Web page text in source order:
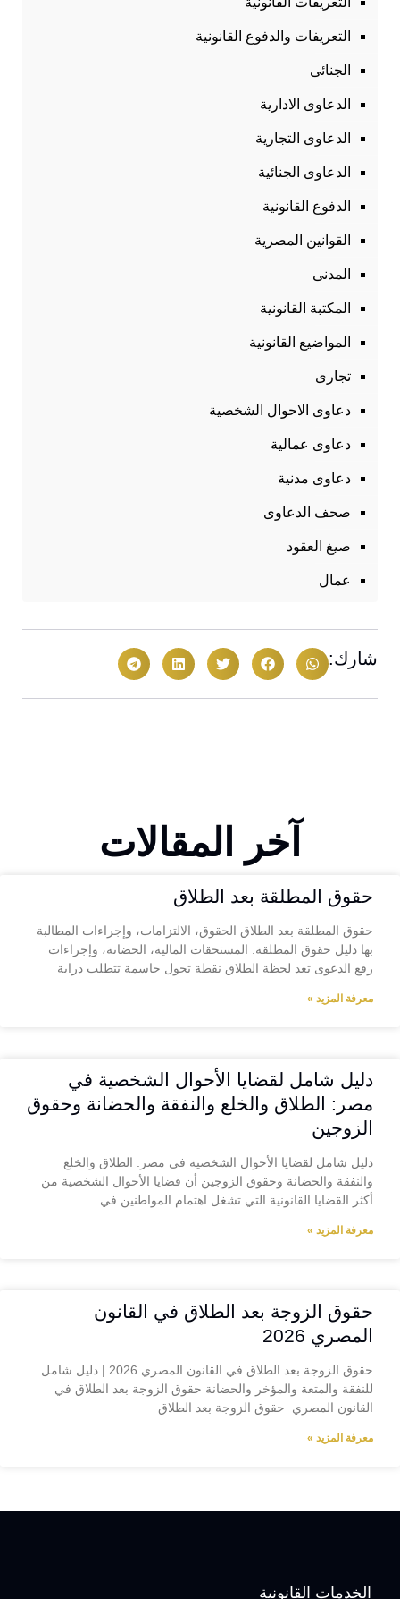
التعريفات والدفوع القانونية
الجنائى
الدعاوى الادارية
الدعاوى التجارية
الدعاوى الجنائية
الدفوع القانونية
القوانين المصرية
المدنى
المكتبة القانونية
المواضيع القانونية
تجارى
دعاوى الاحوال الشخصية
دعاوى عمالية
دعاوى مدنية
صحف الدعاوى
صيغ العقود
عمال
شارك:
آخر المقالات
حقوق المطلقة بعد الطلاق
حقوق المطلقة بعد الطلاق الحقوق، الالتزامات، وإجراءات المطالبة
بها دليل حقوق المطلقة: المستحقات المالية، الحضانة، وإجراءات
رفع الدعوى تعد لحظة الطلاق نقطة تحول حاسمة تتطلب دراية
معرفة المزيد »
دليل شامل لقضايا الأحوال الشخصية في
مصر: الطلاق والخلع والنفقة والحضانة وحقوق
الزوجين
دليل شامل لقضايا الأحوال الشخصية في مصر: الطلاق والخلع
والنفقة والحضانة وحقوق الزوجين أن قضايا الأحوال الشخصية من
أكثر القضايا القانونية التي تشغل اهتمام المواطنين في
معرفة المزيد »
حقوق الزوجة بعد الطلاق في القانون
المصري 2026
حقوق الزوجة بعد الطلاق في القانون المصري 2026 | دليل شامل
للنفقة والمتعة والمؤخر والحضانة حقوق الزوجة بعد الطلاق في
القانون المصري حقوق الزوجة بعد الطلاق
معرفة المزيد »
الخدمات القانونية